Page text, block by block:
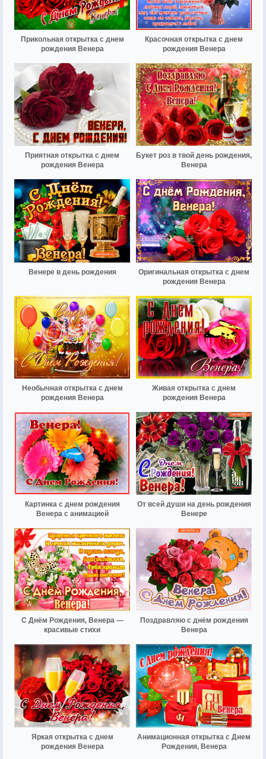
Прикольная открытка с днем
рождения Венера
Красочная открытка с днем
рождения Венера
Приятная открытка с днем
рождения Венера
Букет роз в твой день рождения,
Венера
Венере в день рождения
Оригинальная открытка с днем
рождения Венера
Необычная открытка с днем
рождения Венера
Живая открытка с днем
рождения Венера
Картинка с днем рождения
Венера с анимацией
От всей души на день рождения
Венере
С Днём Рождения, Венера —
красивые стихи
Поздравляю с днём рождения
Венера
Яркая открытка с днем
рождения Венера
Анимационная открытка с Днем
Рождения, Венера